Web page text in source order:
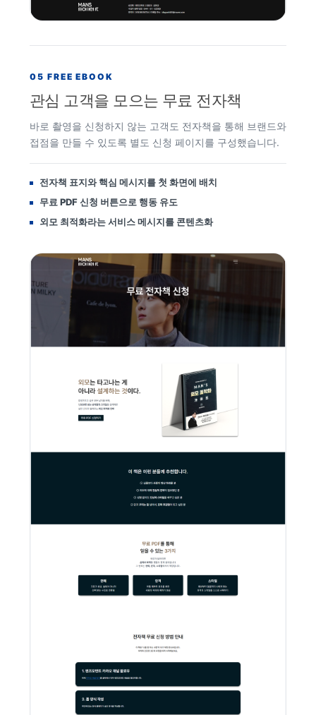
05 FREE EBOOK
관심 고객을 모으는 무료 전자책
바로 촬영을 신청하지 않는 고객도 전자책을 통해 브랜드와
접점을 만들 수 있도록 별도 신청 페이지를 구성했습니다.
전자책 표지와 핵심 메시지를 첫 화면에 배치
무료 PDF 신청 버튼으로 행동 유도
외모 최적화라는 서비스 메시지를 콘텐츠화